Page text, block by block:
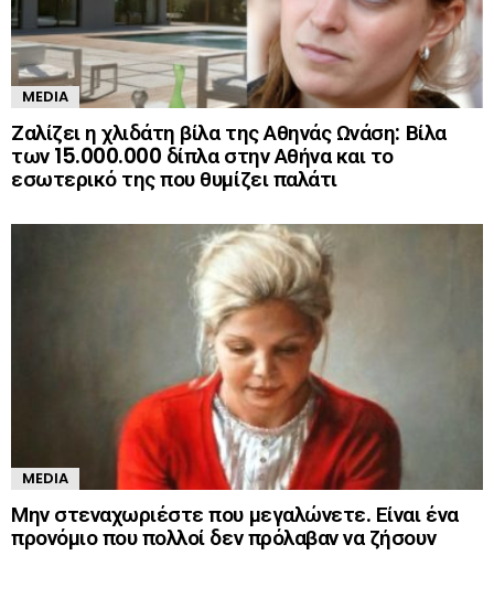
MEDIA
Ζαλίζει η χλιδάτη βίλα της Αθηνάς Ωνάση: Βίλα
των 15.000.000 δίπλα στην Αθήνα και το
εσωτερικό της που θυμίζει παλάτι
MEDIA
Μην στεναχωριέστε που μεγαλώνετε. Είναι ένα
προνόμιο που πολλοί δεν πρόλαβαν να ζήσουν